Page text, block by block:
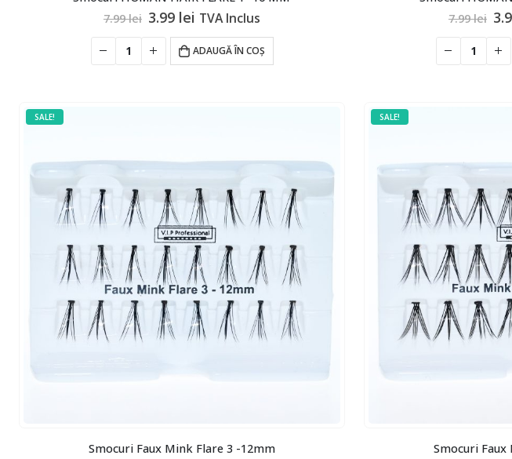
7.99lei Prețul
a
fost:
3.99 lei Prețul
este:
3.99 lei.
TVA Inclus
ADAUGĂ ÎN COȘ
7.99lei
a
SALE!
Smocuri Faux Mink Flare 3 -12mm
SALE!
Smocuri